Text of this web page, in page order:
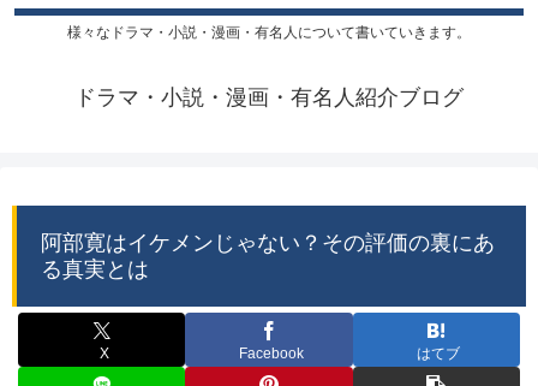
様々なドラマ・小説・漫画・有名人について書いていきます。
ドラマ・小説・漫画・有名人紹介ブログ
阿部寛はイケメンじゃない？その評価の裏にあ
る真実とは
X Facebook はてブ